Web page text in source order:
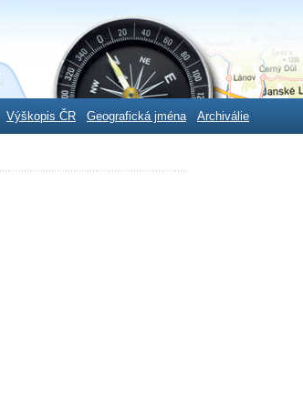
Výškopis ČR Geografická jména Archiválie